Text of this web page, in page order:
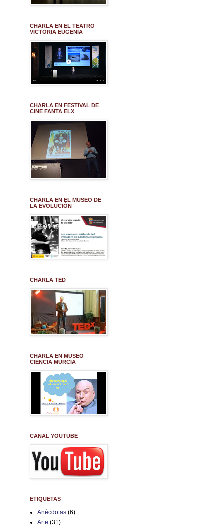
CHARLA EN EL TEATRO
VICTORIA EUGENIA
CHARLA EN FESTIVAL DE
CINE FANTA ELX
CHARLA EN EL MUSEO DE
LA EVOLUCIÓN
CHARLA TED
CHARLA EN MUSEO
CIENCIA MURCIA
CANAL YOUTUBE
ETIQUETAS
Anécdotas (6)
Arte (31)